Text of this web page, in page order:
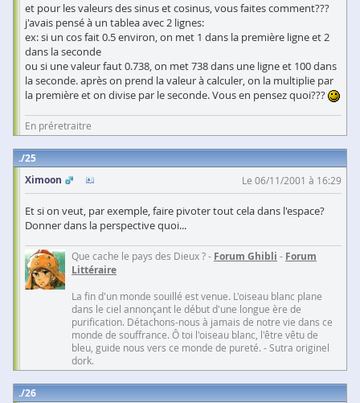
et pour les valeurs des sinus et cosinus, vous faites comment???
j'avais pensé à un tablea avec 2 lignes:
ex: si un cos fait 0.5 environ, on met 1 dans la première ligne et 2
dans la seconde
ou si une valeur faut 0.738, on met 738 dans une ligne et 100 dans
la seconde. après on prend la valeur à calculer, on la multiplie par
la première et on divise par le seconde. Vous en pensez quoi???
En préretraitre
25
Ximoon
Le 06/11/2001 à 16:29
Et si on veut, par exemple, faire pivoter tout cela dans l'espace?
Donner dans la perspective quoi...
Que cache le pays des Dieux ? - Forum Ghibli - Forum
Littéraire
La fin d'un monde souillé est venue. L'oiseau blanc plane
dans le ciel annonçant le début d'une longue ère de
purification. Détachons-nous à jamais de notre vie dans ce
monde de souffrance. Ô toi l'oiseau blanc, l'être vêtu de
bleu, guide nous vers ce monde de pureté. - Sutra originel
dork.
26